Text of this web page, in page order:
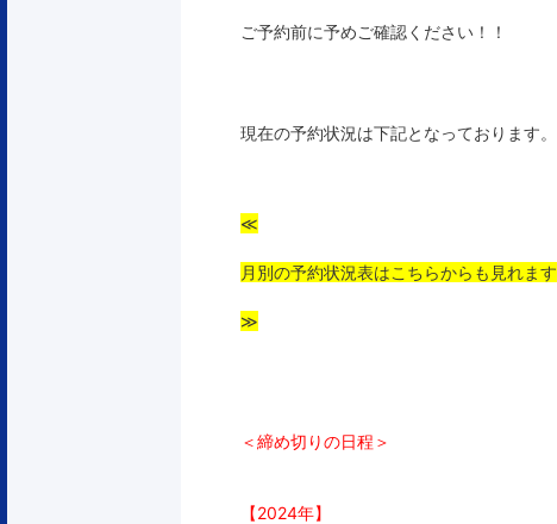
ご予約前に予めご確認ください！！
現在の予約状況は下記となっております。
≪
月別の予約状況表はこちらからも見れます
≫
＜締め切りの日程＞
【2024年】